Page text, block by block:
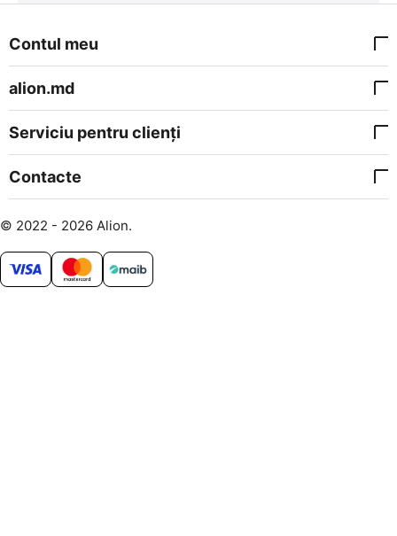
Contul meu
alion.md
Serviciu pentru clienți
Contacte
© 2022 - 2026 Alion.